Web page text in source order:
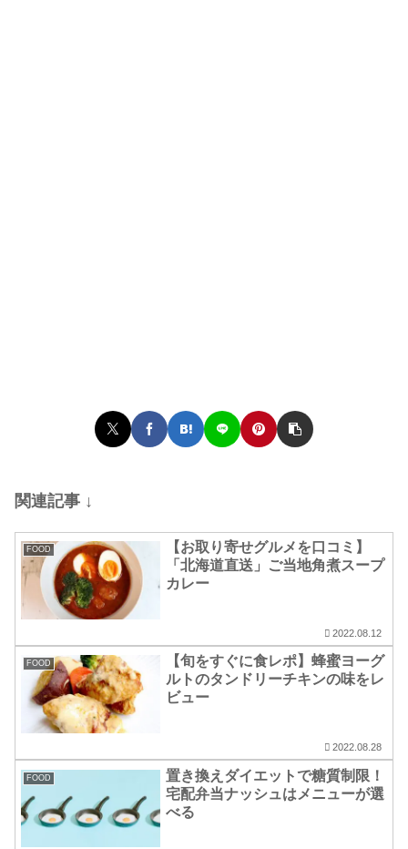
関連記事 ↓
FOOD
【お取り寄せグルメを口コミ】
「北海道直送」ご当地角煮スープ
カレー
2022.08.12
FOOD
【旬をすぐに食レポ】蜂蜜ヨーグ
ルトのタンドリーチキンの味をレ
ビュー
2022.08.28
FOOD
置き換えダイエットで糖質制限！
宅配弁当ナッシュはメニューが選
べる